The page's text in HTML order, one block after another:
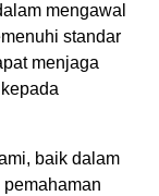
mengawal
standar
menjaga
baik dalam